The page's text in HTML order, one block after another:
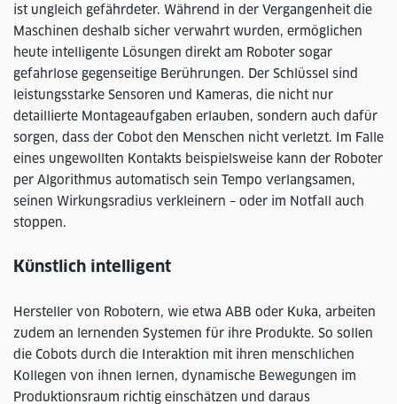
ist ungleich gefährdeter. Während in der Vergangenheit die
Maschinen deshalb sicher verwahrt wurden, ermöglichen
heute intelligente Lösungen direkt am Roboter sogar
gefahrlose gegenseitige Berührungen. Der Schlüssel sind
leistungsstarke Sensoren und Kameras, die nicht nur
detaillierte Montageaufgaben erlauben, sondern auch dafür
sorgen, dass der Cobot den Menschen nicht verletzt. Im Falle
eines ungewollten Kontakts beispielsweise kann der Roboter
per Algorithmus automatisch sein Tempo verlangsamen,
seinen Wirkungsradius verkleinern – oder im Notfall auch
stoppen.
Künstlich intelligent
Hersteller von Robotern, wie etwa ABB oder Kuka, arbeiten
zudem an lernenden Systemen für ihre Produkte. So sollen
die Cobots durch die Interaktion mit ihren menschlichen
Kollegen von ihnen lernen, dynamische Bewegungen im
Produktionsraum richtig einschätzen und daraus